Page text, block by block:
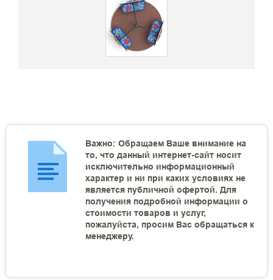
Важно: Обращаем Ваше внимание на
то, что данный интернет-сайт носит
исключительно информационный
характер и ни при каких условиях не
является публичной офертой. Для
получения подробной информации о
стоимости товаров и услуг,
пожалуйста, просим Вас обращаться к
менеджеру.